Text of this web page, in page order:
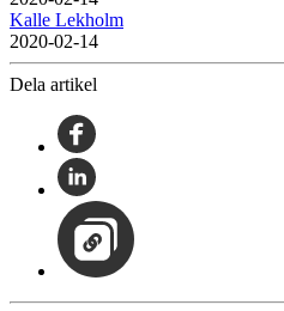
Kalle Lekholm
2020-02-14
Dela artikel